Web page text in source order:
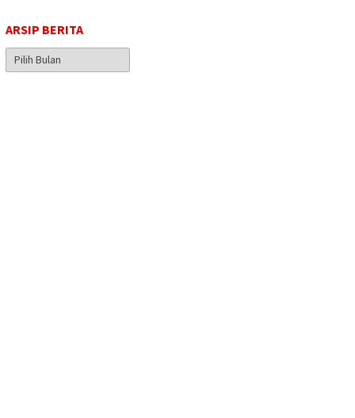
ARSIP BERITA
Arsip
Berita